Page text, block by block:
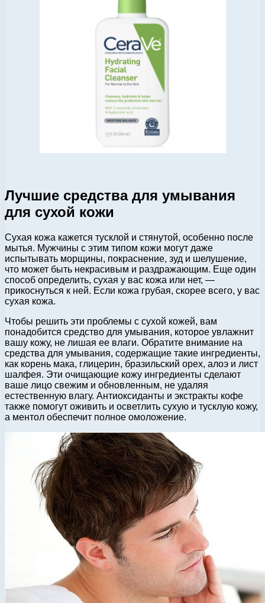
Лучшие средства для умывания
для сухой кожи
Сухая кожа кажется тусклой и стянутой, особенно после
мытья. Мужчины с этим типом кожи могут даже
испытывать морщины, покраснение, зуд и шелушение,
что может быть некрасивым и раздражающим. Еще один
способ определить, сухая у вас кожа или нет, —
прикоснуться к ней. Если кожа грубая, скорее всего, у вас
сухая кожа.
Чтобы решить эти проблемы с сухой кожей, вам
понадобится средство для умывания, которое увлажнит
вашу кожу, не лишая ее влаги. Обратите внимание на
средства для умывания, содержащие такие ингредиенты,
как корень мака, глицерин, бразильский орех, алоэ и лист
шалфея. Эти очищающие кожу ингредиенты сделают
ваше лицо свежим и обновленным, не удаляя
естественную влагу. Антиоксиданты и экстракты кофе
также помогут оживить и осветлить сухую и тусклую кожу,
а ментол обеспечит полное омоложение.